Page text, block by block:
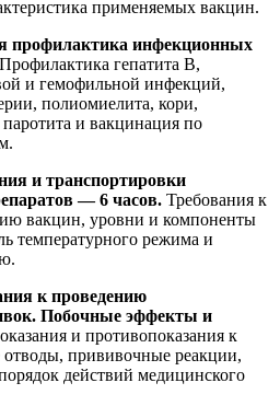
применяемых вакцин.
профилактика инфекционных
Профилактика гепатита B,
и гемофильной инфекций,
полиомиелита, кори,
и вакцинация по
и транспортировки
— 6 часов. Требования к
вакцин, уровни и компоненты
температурного режима и
к проведению
Побочные эффекты и
и противопоказания к
прививочные реакции,
действий медицинского